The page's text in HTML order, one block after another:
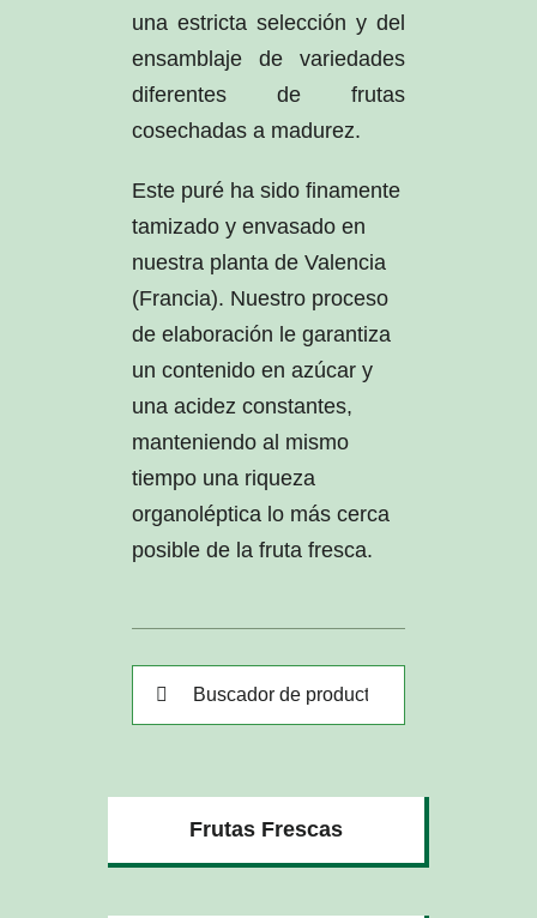
una estricta selección y del
ensamblaje de variedades
diferentes de frutas
cosechadas a madurez.
Este puré ha sido finamente
tamizado y envasado en
nuestra planta de Valencia
(Francia). Nuestro proceso
de elaboración le garantiza
un contenido en azúcar y
una acidez constantes,
manteniendo al mismo
tiempo una riqueza
organoléptica lo más cerca
posible de la fruta fresca.
Buscar:
Frutas Frescas